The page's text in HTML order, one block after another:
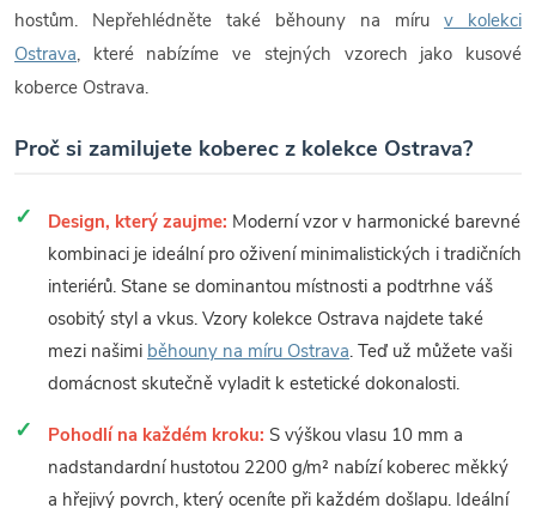
hostům. Nepřehlédněte také běhouny na míru v kolekci
Ostrava, které nabízíme ve stejných vzorech jako kusové
koberce Ostrava.
Proč si zamilujete koberec z kolekce Ostrava?
Design, který zaujme: Moderní vzor v harmonické barevné
kombinaci je ideální pro oživení minimalistických i tradičních
interiérů. Stane se dominantou místnosti a podtrhne váš
osobitý styl a vkus. Vzory kolekce Ostrava najdete také
mezi našimi běhouny na míru Ostrava. Teď už můžete vaši
domácnost skutečně vyladit k estetické dokonalosti.
Pohodlí na každém kroku: S výškou vlasu 10 mm a
nadstandardní hustotou 2200 g/m² nabízí koberec měkký
a hřejivý povrch, který oceníte při každém došlapu. Ideální